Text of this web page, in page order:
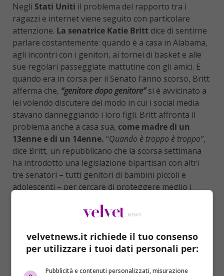
Negli Stati Uniti il problema del rapporto tra i
ragazzi e internet viene seguito con particolare
attenzione. La senatrice Katie Britt dice di sentirne
parlare costantemente: quando è a casa in Alabama,
agli incontri con i genitori, ai tornei di basket e alle
sue regolari passeggiate mattutine con gli amici. E
quando era in corsa per il Senato l’anno scorso, Britt
afferma che, “genitore dopo genitore”si è avvicinato a
lei volendo discutere del modo in cui i social media
stavano danneggiando i loro figli. Britt affronta il
problema anche a casa sua, come madre di un
13enne e di un 14enne. “Quando è troppo è troppo”,
dice Britt, un repubblicano che la scorsa settimana
ha introdotto una legislazione bipartisan con altri
tre senatori – tutti genitori di bambini piccoli e
adolescenti – per cercare di proteggere meglio i
velvetnews.it richiede il tuo consenso
per utilizzare i tuoi dati personali per:
Pubblicità e contenuti personalizzati, misurazione